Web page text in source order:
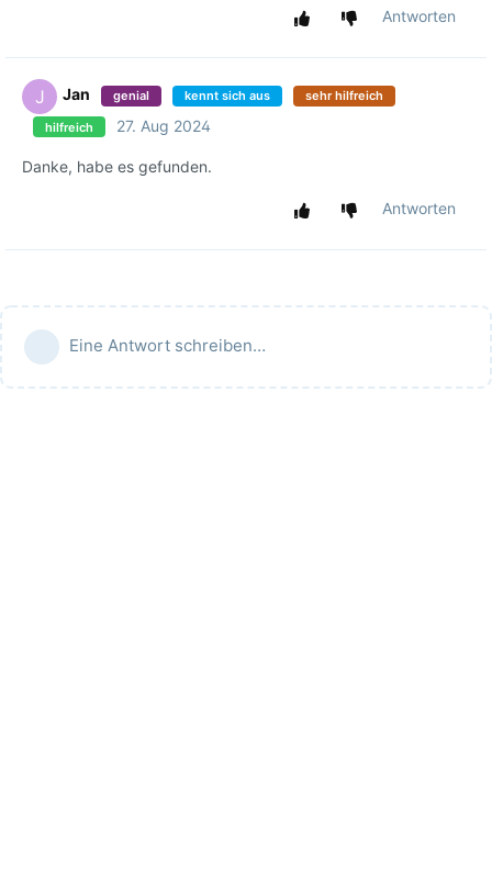
Antworten
J Jan genial kennt sich aus sehr hilfreich
hilfreich 27. Aug 2024
Danke, habe es gefunden.
Antworten
Eine Antwort schreiben…